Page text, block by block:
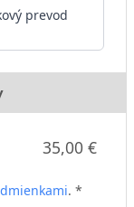
prevod
35,00 €
. *